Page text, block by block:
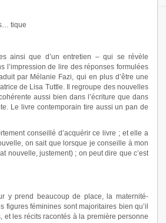
tique
ainsi que d’un entretien – qui se révèle
l’impression de lire des réponses formulées
par Mélanie Fazi, qui en plus d’être une
de Lisa Tuttle. Il regroupe des nouvelles
aussi bien dans l’écriture que dans
Le livre contemporain tire aussi un pan de
conseillé d’acquérir ce livre ; et elle a
on sait que lorsque je conseille à mon
nouvelle, justement) ; on peut dire que c’est
y prend beaucoup de place, la maternité-
féminines sont majoritaires bien qu’il
et les récits racontés à la première personne